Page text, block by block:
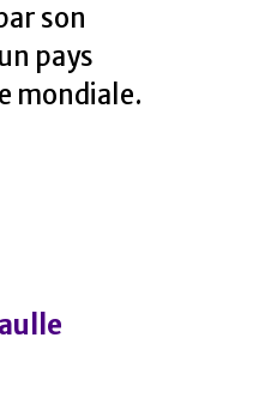
son
pays
mondiale.